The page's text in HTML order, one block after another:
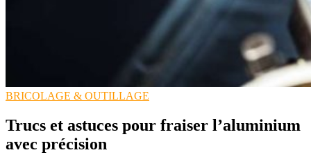
BRICOLAGE & OUTILLAGE
Trucs et astuces pour fraiser l’aluminium
avec précision